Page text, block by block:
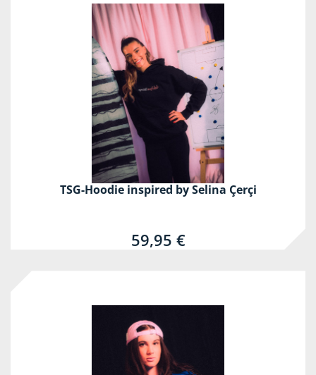
TSG-Hoodie inspired by Selina Çerçi
59,95 €